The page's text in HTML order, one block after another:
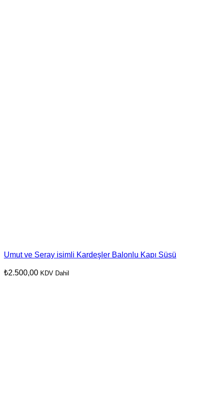
Umut ve Seray isimli Kardeşler Balonlu Kapı Süsü
₺2.500,00 KDV Dahil